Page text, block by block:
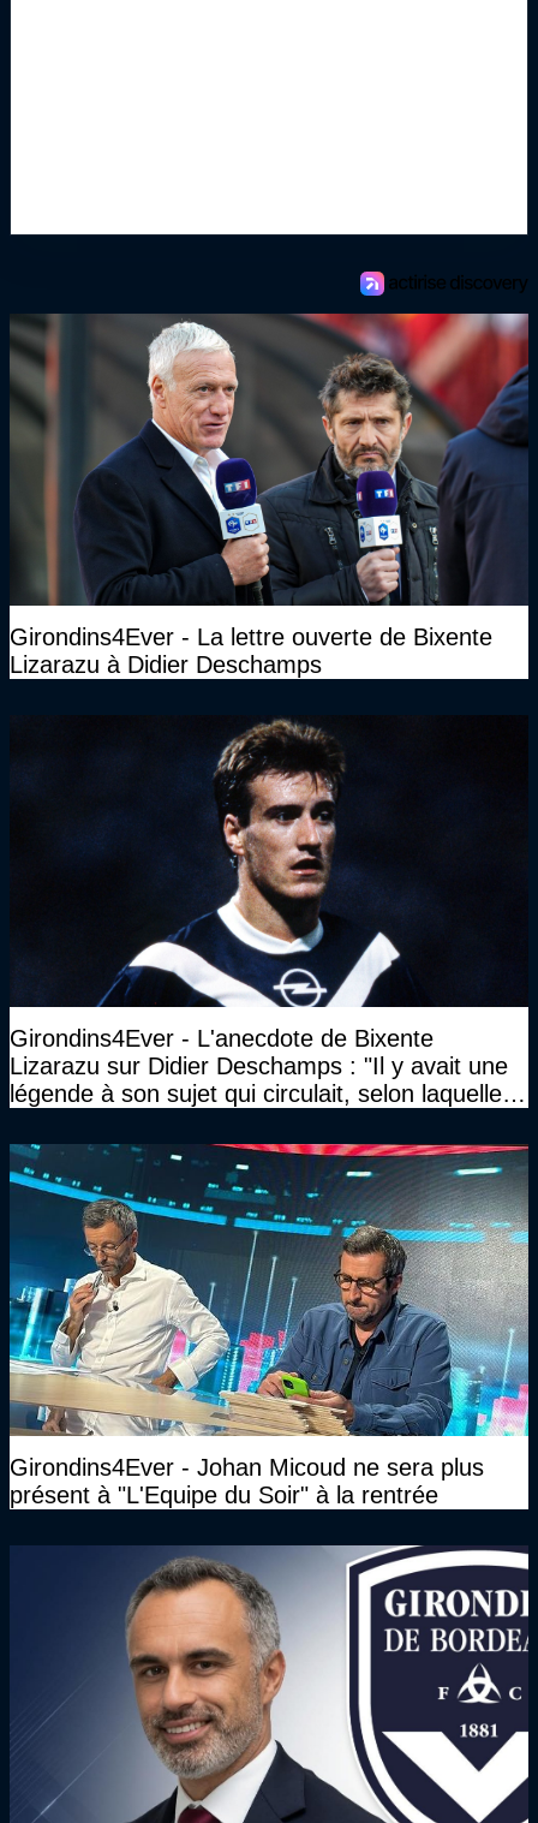
Girondins4Ever - La lettre ouverte de Bixente
Lizarazu à Didier Deschamps
Girondins4Ever - L'anecdote de Bixente
Lizarazu sur Didier Deschamps : "Il y avait une
légende à son sujet qui circulait, selon laquelle il
Girondins4Ever - Johan Micoud ne sera plus
présent à "L'Equipe du Soir" à la rentrée